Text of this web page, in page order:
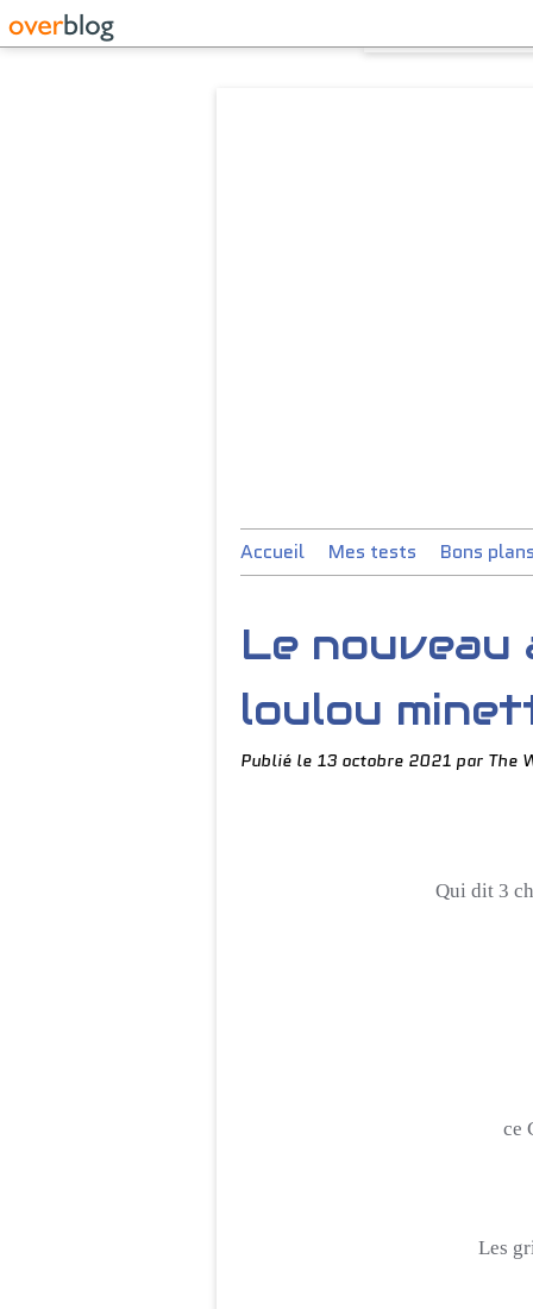
Accueil Mes tests Bons plans
Le
loulou
Publié le 13 octobre 2021 par The
Qui dit 3
ce
Les